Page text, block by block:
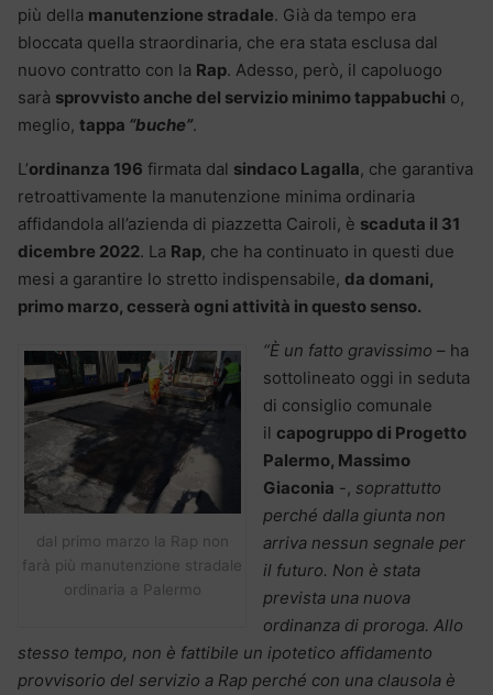
più della manutenzione stradale. Già da tempo era
bloccata quella straordinaria, che era stata esclusa dal
nuovo contratto con la Rap. Adesso, però, il capoluogo
sarà sprovvisto anche del servizio minimo tappabuchi o,
meglio, tappa “buche”.
L’ordinanza 196 firmata dal sindaco Lagalla, che garantiva
retroattivamente la manutenzione minima ordinaria
affidandola all’azienda di piazzetta Cairoli, è scaduta il 31
dicembre 2022. La Rap, che ha continuato in questi due
mesi a garantire lo stretto indispensabile, da domani,
primo marzo, cesserà ogni attività in questo senso.
dal primo marzo la Rap non
farà più manutenzione stradale
ordinaria a Palermo
“È un fatto gravissimo – ha
sottolineato oggi in seduta
di consiglio comunale
il capogruppo di Progetto
Palermo, Massimo
Giaconia -, soprattutto
perché dalla giunta non
arriva nessun segnale per
il futuro. Non è stata
prevista una nuova
ordinanza di proroga. Allo
stesso tempo, non è fattibile un ipotetico affidamento
provvisorio del servizio a Rap perché con una clausola è